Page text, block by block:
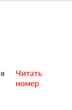
Читать
номер